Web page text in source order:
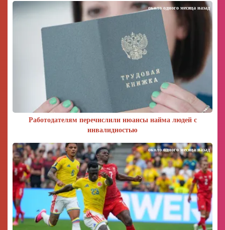
Работодателям перечислили нюансы найма людей с
инвалидностью
около одного месяца назад
около одного месяца назад